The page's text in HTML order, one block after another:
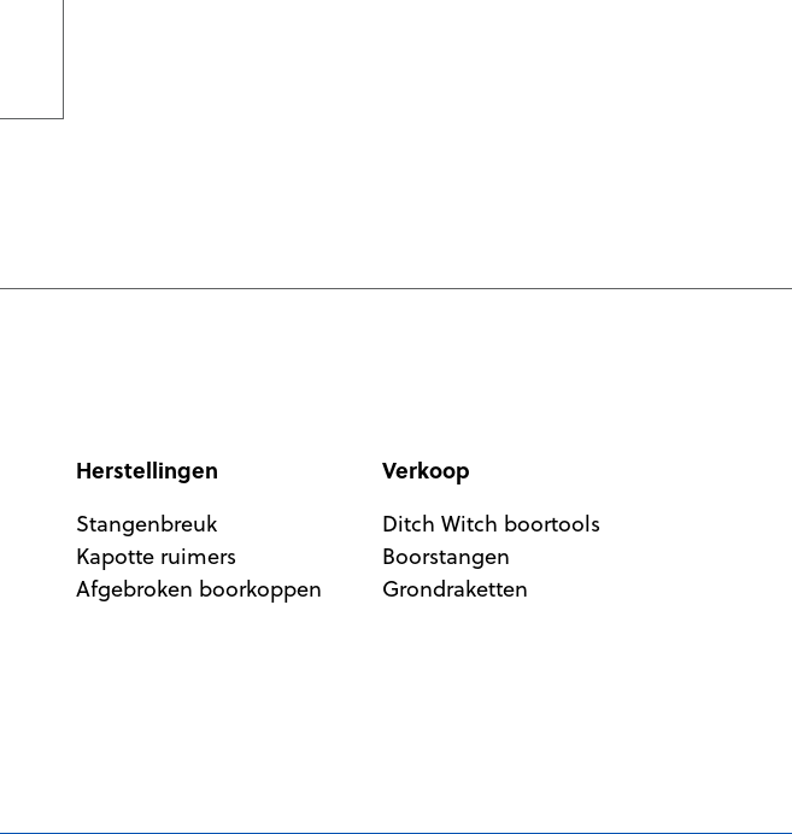
Herstellingen
Stangenbreuk
Kapotte ruimers
Afgebroken boorkoppen
Verkoop
Ditch Witch boortools
Boorstangen
Grondraketten